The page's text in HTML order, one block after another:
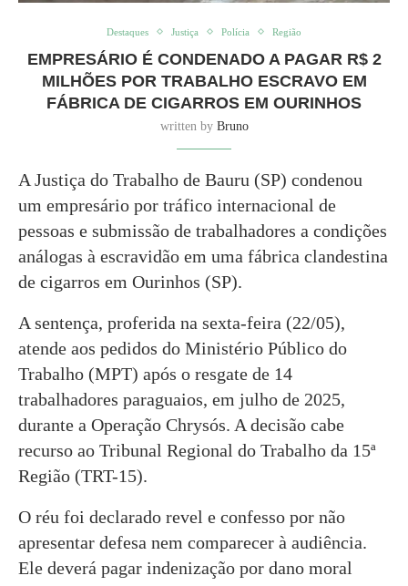
Destaques Justiça Polícia Região
EMPRESÁRIO É CONDENADO A PAGAR R$ 2
MILHÕES POR TRABALHO ESCRAVO EM
FÁBRICA DE CIGARROS EM OURINHOS
written by Bruno
A Justiça do Trabalho de Bauru (SP) condenou
um empresário por tráfico internacional de
pessoas e submissão de trabalhadores a condições
análogas à escravidão em uma fábrica clandestina
de cigarros em Ourinhos (SP).
A sentença, proferida na sexta-feira (22/05),
atende aos pedidos do Ministério Público do
Trabalho (MPT) após o resgate de 14
trabalhadores paraguaios, em julho de 2025,
durante a Operação Chrysós. A decisão cabe
recurso ao Tribunal Regional do Trabalho da 15ª
Região (TRT-15).
O réu foi declarado revel e confesso por não
apresentar defesa nem comparecer à audiência.
Ele deverá pagar indenização por dano moral